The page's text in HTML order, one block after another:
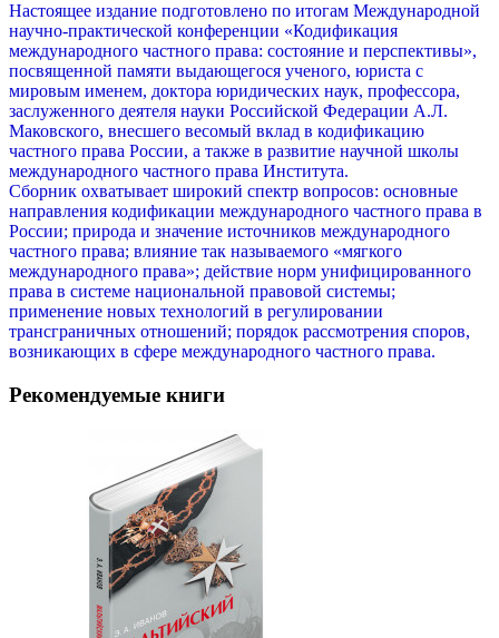
Настоящее издание подготовлено по итогам Международной
научно-практической конференции «Кодификация
международного частного права: состояние и перспективы»,
посвященной памяти выдающегося ученого, юриста с
мировым именем, доктора юридических наук, профессора,
заслуженного деятеля науки Российской Федерации А.Л.
Маковского, внесшего весомый вклад в кодификацию
частного права России, а также в развитие научной школы
международного частного права Института.
Сборник охватывает широкий спектр вопросов: основные
направления кодификации международного частного права в
России; природа и значение источников международного
частного права; влияние так называемого «мягкого
международного права»; действие норм унифицированного
права в системе национальной правовой системы;
применение новых технологий в регулировании
трансграничных отношений; порядок рассмотрения споров,
возникающих в сфере международного частного права.
Рекомендуемые книги